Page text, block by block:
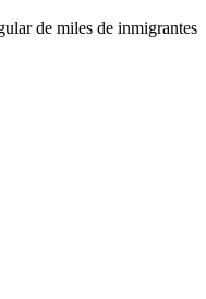
de miles de inmigrantes